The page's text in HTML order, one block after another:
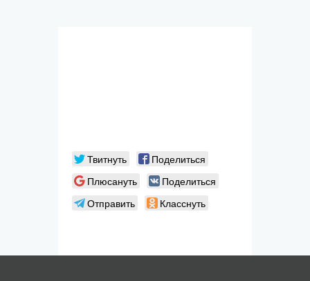
Твитнуть
Поделиться
Плюсануть
Поделиться
Отправить
Класснуть